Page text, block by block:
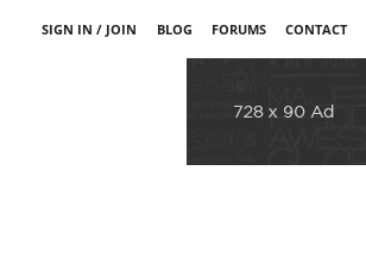
SIGN IN / JOIN BLOG FORUMS CONTACT